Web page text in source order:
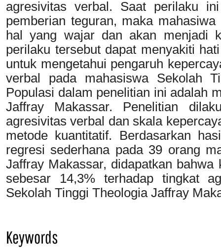
agresivitas verbal. Saat perilaku
pemberian teguran, maka
hal yang wajar dan akan menjadi
perilaku tersebut dapat menyakiti
untuk mengetahui pengaruh
verbal pada mahasiswa Sekolah
Populasi dalam penelitian ini adalah
Jaffray Makassar. Penelitian
agresivitas verbal dan skala
metode kuantitatif. Berdasarkan
regresi sederhana pada 39 orang
Jaffray Makassar, didapatkan
sebesar 14,3% terhadap tingkat
Sekolah Tinggi Theologia Jaffray
Keywords